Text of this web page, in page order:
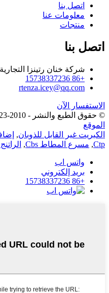
اتصل بنا
معلومات عنا
منتجات
اتصل بنا
شركة خنان رتينزا
+86 15738337236
rtenza.icey@qq.com
الاستفسار الآن
© حقوق الطبع والنشر - 2010-2023: جميع الحقوق محفوظة.
الموقع
الكبريت غير القابل للذوبان,
Ctp
, مسرع المطاط Cbs ,
واتس اب
بريد إلكتروني
+86 15738337236